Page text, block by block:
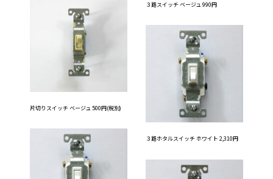
３路スイッチ ベージュ 990円
片切りスイッチ ベージュ 500円(税別)
３路ホタルスイッチ ホワイト 2,310円